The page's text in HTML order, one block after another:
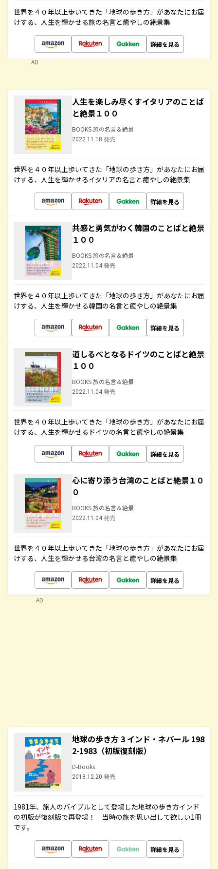
世界を４０年以上歩いてきた「地球の歩き方」があなたにお届
けする、人生を輝かせる旅の名言と癒やしの絶景集
詳細を見る
AD
人生を楽しみ尽くすイタリアのことば
と絶景１００
BOOKS 旅の名言＆絶景
2022.11.18 発売
世界を４０年以上歩いてきた「地球の歩き方」があなたにお届
けする、人生を輝かせるイタリアの名言と癒やしの絶景集
詳細を見る
共感と勇気がわく韓国のことばと絶景
１００
BOOKS 旅の名言＆絶景
2022.11.04 発売
世界を４０年以上歩いてきた「地球の歩き方」があなたにお届
けする、人生を輝かせる韓国の名言と癒やしの絶景集
詳細を見る
道しるべとなるドイツのことばと絶景
１００
BOOKS 旅の名言＆絶景
2022.11.04 発売
世界を４０年以上歩いてきた「地球の歩き方」があなたにお届
けする、人生を輝かせるドイツの名言と癒やしの絶景集
詳細を見る
心に寄り添う台湾のことばと絶景１０
０
BOOKS 旅の名言＆絶景
2022.11.04 発売
世界を４０年以上歩いてきた「地球の歩き方」があなたにお届
けする、人生を輝かせる台湾の名言と癒やしの絶景集
詳細を見る
地球の歩き方 3 インド・ネパール 198
2-1983（初版復刻版）
D-Books
2018.12.20 発売
1981年、旅人のバイブルとして登場した地球の歩き方インド
の初版が復刻版で再登場！ 当時の旅を思い出して欲しい1冊
です。
詳細を見る
AD